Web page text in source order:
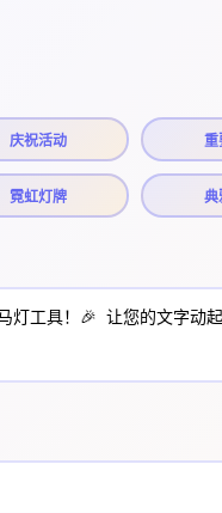
庆祝活动 重
霓虹灯牌 典